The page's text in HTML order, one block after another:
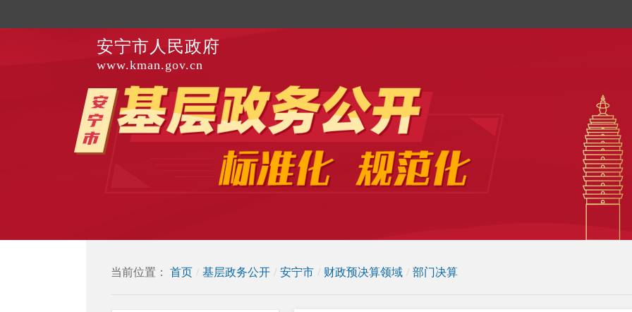
安宁市人民政府
www.kman.gov.cn
当前位置： 首页 / 基层政务公开 / 安宁市 / 财政预决算领域 / 部门决算